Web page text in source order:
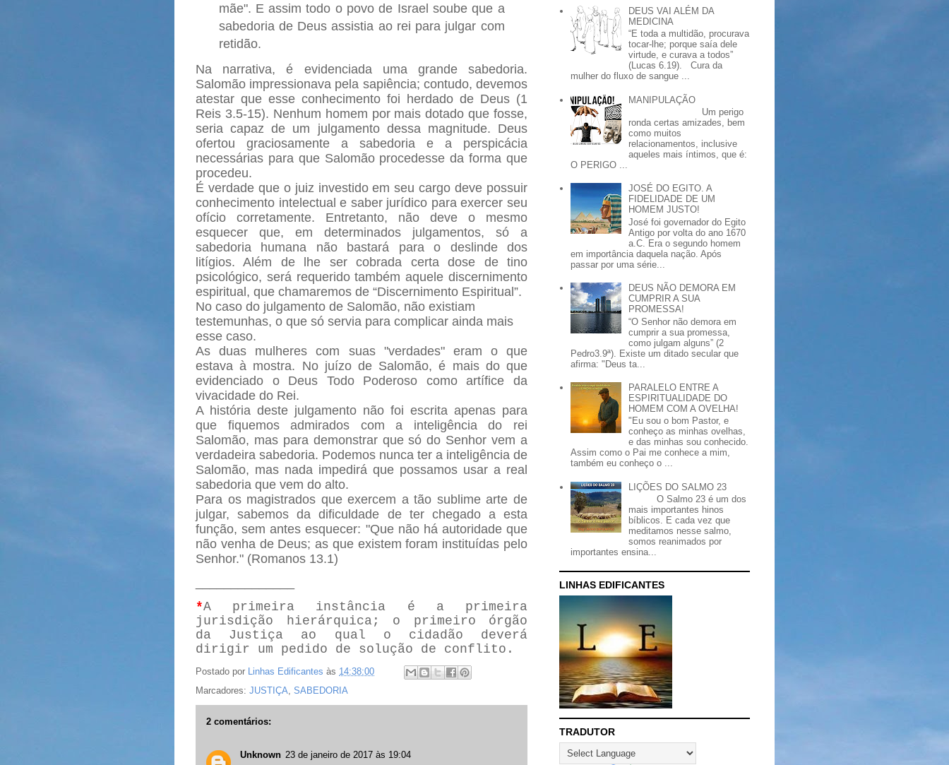
mãe". E assim todo o povo de Israel soube que a
sabedoria de Deus assistia ao rei para julgar com
retidão.
Na narrativa, é evidenciada uma grande sabedoria.
Salomão impressionava pela sapiência; contudo, devemos
atestar que esse conhecimento foi herdado de Deus (1
Reis 3.5-15). Nenhum homem por mais dotado que fosse,
seria capaz de um julgamento dessa magnitude. Deus
ofertou graciosamente a sabedoria e a perspicácia
necessárias para que Salomão procedesse da forma que
procedeu.
É verdade que o juiz investido em seu cargo deve possuir
conhecimento intelectual e saber jurídico para exercer seu
ofício corretamente. Entretanto, não deve o mesmo
esquecer que, em determinados julgamentos, só a
sabedoria humana não bastará para o deslinde dos
litígios. Além de lhe ser cobrada certa dose de tino
psicológico, será requerido também aquele discernimento
espiritual, que chamaremos de “Discernimento Espiritual”.
No caso do julgamento de Salomão, não existiam
testemunhas, o que só servia para complicar ainda mais
esse caso.
As duas mulheres com suas "verdades" eram o que
estava à mostra. No juízo de Salomão, é mais do que
evidenciado o Deus Todo Poderoso como artífice da
vivacidade do Rei.
A história deste julgamento não foi escrita apenas para
que fiquemos admirados com a inteligência do rei
Salomão, mas para demonstrar que só do Senhor vem a
verdadeira sabedoria. Podemos nunca ter a inteligência de
Salomão, mas nada impedirá que possamos usar a real
sabedoria que vem do alto.
Para os magistrados que exercem a tão sublime arte de
julgar, sabemos da dificuldade de ter chegado a esta
função, sem antes esquecer: "Que não há autoridade que
não venha de Deus; as que existem foram instituídas pelo
Senhor." (Romanos 13.1)
*A primeira instância é a primeira
jurisdição hierárquica; o primeiro órgão
da Justiça ao qual o cidadão deverá
dirigir um pedido de solução de conflito.
Postado por Linhas Edificantes às 14:38:00
Marcadores: JUSTIÇA SABEDORIA
2 comentários:
Unknown 23 de janeiro de 2017 às 19:04
DEUS VAI ALÉM DA
MEDICINA
“E toda a multidão, procurava
tocar-lhe; porque saía dele
virtude, e curava a todos”
(Lucas 6.19). Cura da
mulher do fluxo de sangue ...
MANIPULAÇÃO
Um perigo
ronda certas amizades, bem
como muitos
relacionamentos, inclusive
aqueles mais íntimos, que é:
O PERIGO ...
JOSÉ DO EGITO. A
FIDELIDADE DE UM
HOMEM JUSTO!
José foi governador do Egito
Antigo por volta do ano 1670
a.C. Era o segundo homem
em importância daquela nação. Após
passar por uma série...
DEUS NÃO DEMORA EM
CUMPRIR A SUA
PROMESSA!
“O Senhor não demora em
cumprir a sua promessa,
como julgam alguns” (2
Pedro3.9ª). Existe um ditado secular que
afirma: "Deus ta...
PARALELO ENTRE A
ESPIRITUALIDADE DO
HOMEM COM A OVELHA!
"Eu sou o bom Pastor, e
conheço as minhas ovelhas,
e das minhas sou conhecido.
Assim como o Pai me conhece a mim,
também eu conheço o ...
LIÇÕES DO SALMO 23
O Salmo 23 é um dos
mais importantes hinos
bíblicos. E cada vez que
meditamos nesse salmo,
somos reanimados por
importantes ensina...
LINHAS EDIFICANTES
TRADUTOR